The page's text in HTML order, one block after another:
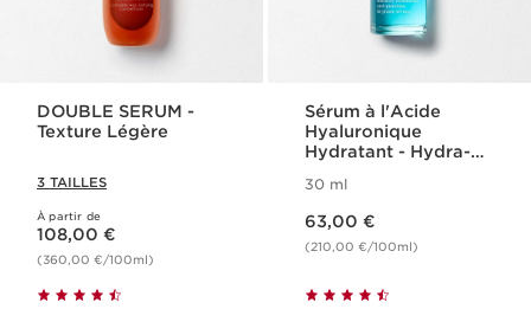
DOUBLE SERUM -
Texture Légère
3 TAILLES
À partir de
Nouveau prix 108,00 €
108,00 €
(360,00 €/100ml)
Sérum à l'Acide
Hyaluronique
Hydratant - Hydra-
30 ml
63,00 €
(210,00 €/100ml)